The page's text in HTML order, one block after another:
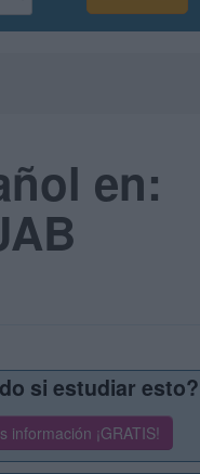
en:
si estudiar esto?
información ¡GRATIS!